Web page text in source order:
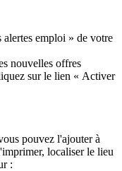
emploi » de votre
nouvelles offres
sur le lien « Activer
pouvez l'ajouter à
localiser le lieu
: